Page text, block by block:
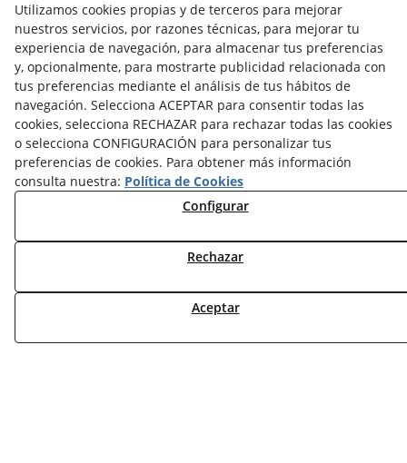
TARIFAS FABRICANTES
NOVEDADES
MI CUENTA
CONTÁCTANOS
DEVOLUCIONES
TRABAJA CON NOSOTROS
POLÍTICA DE COOKIES
POLÍTICA DE PRIVACIDAD
DERECHO DESISITIMIENTO
Utilizamos cookies propias y de terceros para mejorar
nuestros servicios, por razones técnicas, para mejorar tu
experiencia de navegación, para almacenar tus preferencias
y, opcionalmente, para mostrarte publicidad relacionada con
tus preferencias mediante el análisis de tus hábitos de
navegación. Selecciona ACEPTAR para consentir todas las
cookies, selecciona RECHAZAR para rechazar todas las cookies
o selecciona CONFIGURACIÓN para personalizar tus
preferencias de cookies. Para obtener más información
consulta nuestra: Política de Cookies
Configurar
Rechazar
Aceptar